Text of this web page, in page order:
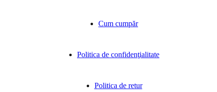
Cum cumpăr
Politica de confidenţialitate
Politica de retur